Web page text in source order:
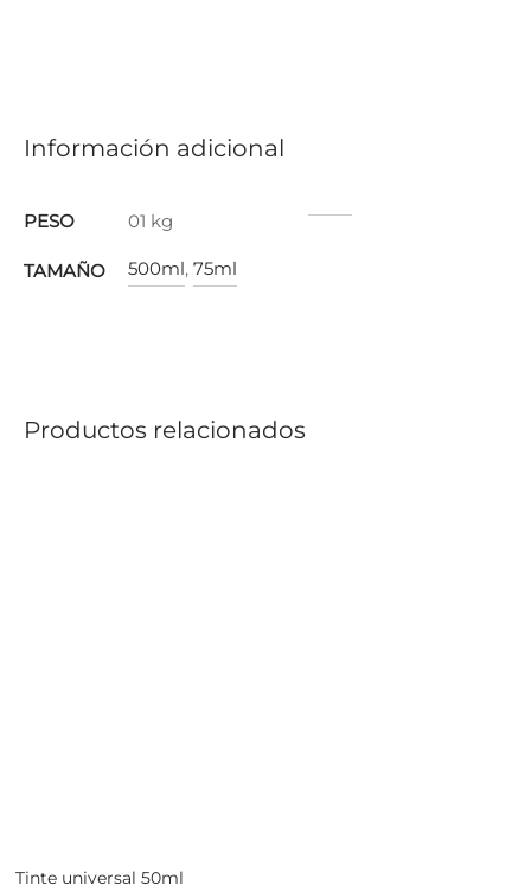
Información adicional
PESO 01 kg
TAMAÑO 500ml, 75ml
Productos relacionados
Tinte universal 50ml